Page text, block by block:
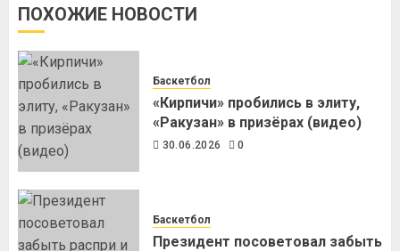
ПОХОЖИЕ НОВОСТИ
Баскетбол
«Кирпичи» пробились в элиту,
«Ракузан» в призёрах (видео)
30.06.2026 0
Баскетбол
Президент посоветовал забыть